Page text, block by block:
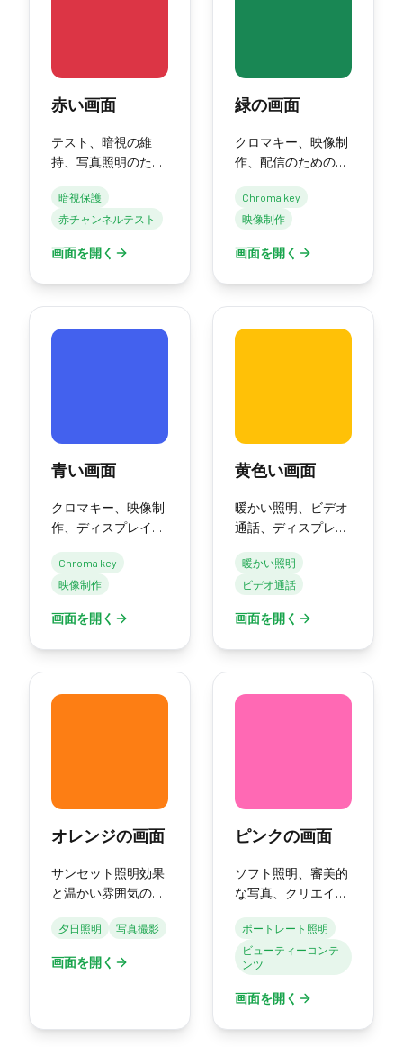
赤い画面
テスト、暗視の維
持、写真照明のため
暗視保護
赤チャンネルテスト
画面を開く
緑の画面
クロマキー、映像制
作、配信のための純
Chroma key
映像制作
画面を開く
青い画面
クロマキー、映像制
作、ディスプレイテ
青い画面。
Chroma key
映像制作
画面を開く
黄色い画面
暖かい照明、ビデオ
通話、ディスプレイ
な黄色い画面。
暖かい照明
ビデオ通話
画面を開く
オレンジの画面
サンセット照明効果
と温かい雰囲気のた
の画面。
夕日照明 写真撮影
画面を開く
ピンクの画面
ソフト照明、審美的
な写真、クリエイテ
ための純粋なピンク
の画面。
ポートレート照明
ビューティーコンテ
ンツ
画面を開く